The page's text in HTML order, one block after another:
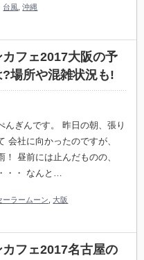
台風 ,沖縄
フェ2017大阪の予
場所や混雑状況も!
んぎんです。 昨日の朝、張り
会社に向かったのですが、
！ 昼前には止んだものの、
・・ なんと…
ーラームーン ,大阪
フェ2017名古屋の